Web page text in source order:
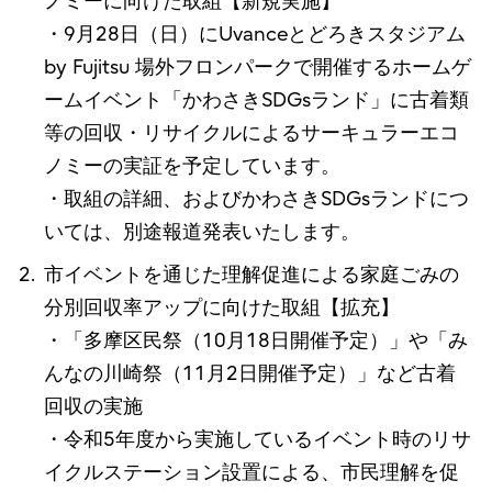
・9月28日（日）にUvanceとどろきスタジアム
by Fujitsu 場外フロンパークで開催するホームゲ
ームイベント「かわさきSDGsランド」に古着類
等の回収・リサイクルによるサーキュラーエコ
ノミーの実証を予定しています。
・取組の詳細、およびかわさきSDGsランドにつ
いては、別途報道発表いたします。
市イベントを通じた理解促進による家庭ごみの
分別回収率アップに向けた取組【拡充】
・「多摩区民祭（10月18日開催予定）」や「み
んなの川崎祭（11月2日開催予定）」など古着
回収の実施
・令和5年度から実施しているイベント時のリサ
イクルステーション設置による、市民理解を促